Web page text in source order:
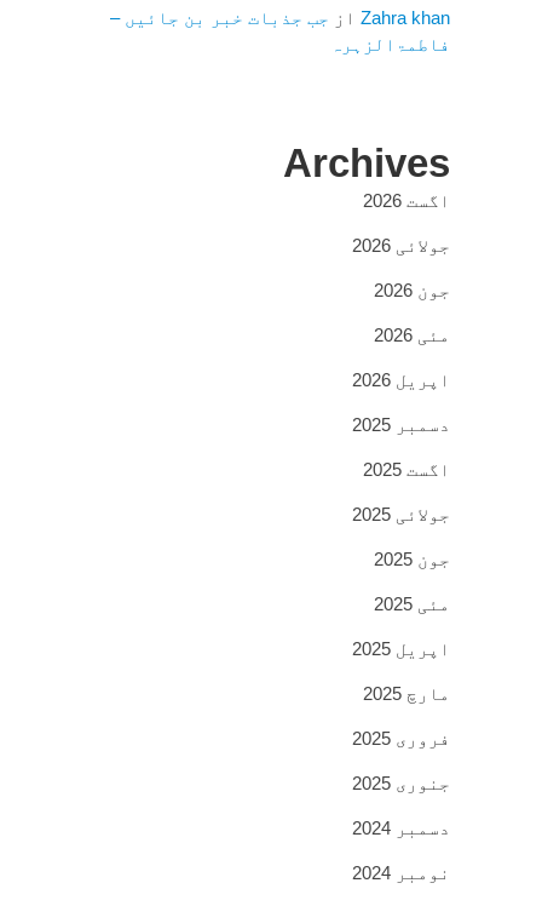
Zahra khanاز جب جذبات خبر بن جائیں –
فاطمۃالزہرہ
Archives
اگست 2026
جولائی 2026
جون 2026
مئی 2026
اپریل 2026
دسمبر 2025
اگست 2025
جولائی 2025
جون 2025
مئی 2025
اپریل 2025
مارچ 2025
فروری 2025
جنوری 2025
دسمبر 2024
نومبر 2024